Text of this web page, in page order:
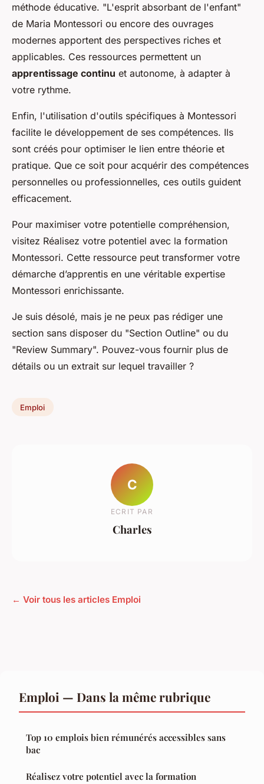
méthode éducative. "L'esprit absorbant de l'enfant"
de Maria Montessori ou encore des ouvrages
modernes apportent des perspectives riches et
applicables. Ces ressources permettent un
apprentissage continu et autonome, à adapter à
votre rythme.
Enfin, l'utilisation d'outils spécifiques à Montessori
facilite le développement de ses compétences. Ils
sont créés pour optimiser le lien entre théorie et
pratique. Que ce soit pour acquérir des compétences
personnelles ou professionnelles, ces outils guident
efficacement.
Pour maximiser votre potentielle compréhension,
visitez Réalisez votre potentiel avec la formation
Montessori. Cette ressource peut transformer votre
démarche d’apprentis en une véritable expertise
Montessori enrichissante.
Je suis désolé, mais je ne peux pas rédiger une
section sans disposer du "Section Outline" ou du
"Review Summary". Pouvez-vous fournir plus de
détails ou un extrait sur lequel travailler ?
Emploi
C
ECRIT PAR
Charles
← Voir tous les articles Emploi
Emploi — Dans la même rubrique
Top 10 emplois bien rémunérés accessibles sans
bac
Réalisez votre potentiel avec la formation